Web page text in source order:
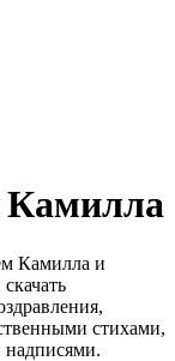
Камилла и
стихами,